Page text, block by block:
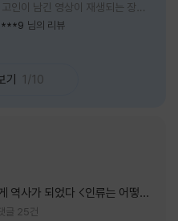
인이 남긴 영상이 재생되는 장례
을 싼 개. 이 책에는 몇 줄만 읽어도
다. 소설을 읽으면서 잘 만든 단편
여러 편을 차례로 보는 기분이 들었
려졌고, 한 편이 끝날 때마다 질문
는 더 다정할
고 살아간다. 몸의 일부이면서 한
하는 수단
님의 리뷰
기 1/10
되었다 <인류는 어떻게
>
글 25건